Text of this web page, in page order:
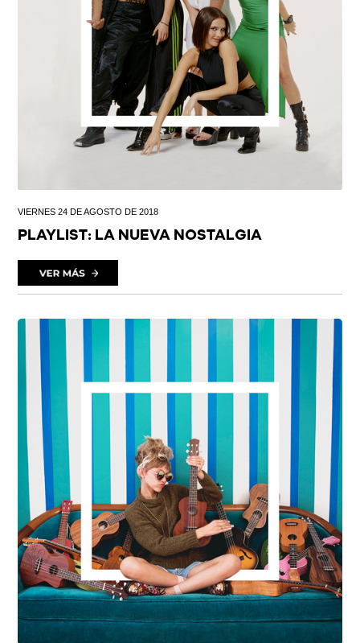
VIERNES 24 DE AGOSTO DE 2018
PLAYLIST: LA NUEVA NOSTALGIA